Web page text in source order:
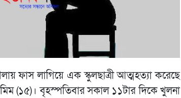
ফাস লাগিয়ে এক স্কুলছাত্রী আত্মহত্যা করেছে
(১৫)। বৃহস্পতিবার সকাল ১১টার দিকে খুলনা